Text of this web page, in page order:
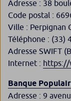
Adresse : 38
Code postal :
Ville : Perpignan
Téléphone : (33)
Adresse SWIFT
Internet : https://
Banque
Adresse : 9